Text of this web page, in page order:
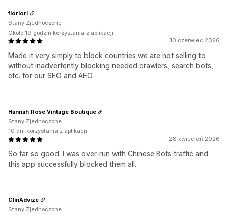
10 czerwiec 2026
Made it very simply to block countries we are not selling to
without inadvertently blocking needed crawlers, search bots,
etc. for our SEO and AEO.
floriori
Stany Zjednoczone
Około 19 godzin korzystania z aplikacji
28 kwiecień 2026
So far so good. I was over-run with Chinese Bots traffic and
this app successfully blocked them all.
Hannah Rose Vintage Boutique
Stany Zjednoczone
10 dni korzystania z aplikacji
ClinAdvize
Stany Zjednoczone